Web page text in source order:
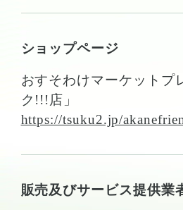
ショップページ
おすそわけマーケットプ
ク!!!店」
https://tsuku2.jp/
販売及びサービス提供業